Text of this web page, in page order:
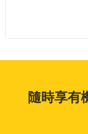
隨時享有